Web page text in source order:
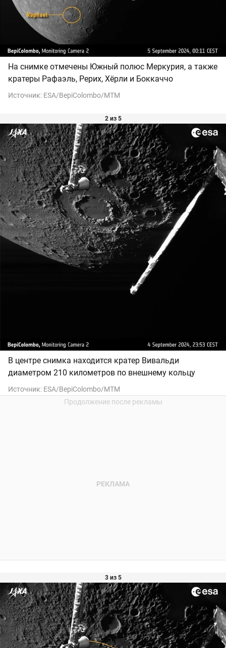
На снимке отмечены Южный полюс Меркурия, а также
кратеры Рафаэль, Рерих, Хёрли и Боккаччо
Источник: ESA/BepiColombo/MTM
2 из 5
В центре снимка находится кратер Вивальди
диаметром 210 километров по внешнему кольцу
Источник: ESA/BepiColombo/MTM
3 из 5